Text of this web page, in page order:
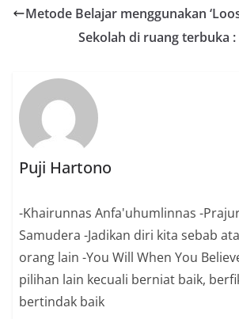
Metode Belajar menggunakan
Sekolah di ruang terbuka
Puji Hartono
-Khairunnas Anfa'uhumlinnas -
Samudera -Jadikan diri kita sebab
orang lain -You Will When You
pilihan lain kecuali berniat baik,
bertindak baik